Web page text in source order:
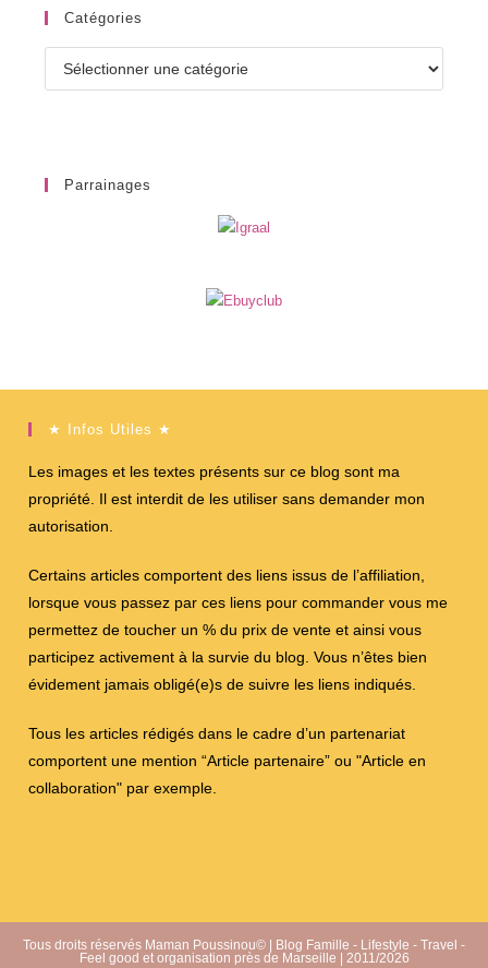
Catégories
Parrainages
★ Infos Utiles ★
Les images et les textes présents sur ce blog sont ma
propriété. Il est interdit de les utiliser sans demander mon
autorisation.
Certains articles comportent des liens issus de l’affiliation,
lorsque vous passez par ces liens pour commander vous me
permettez de toucher un % du prix de vente et ainsi vous
participez activement à la survie du blog. Vous n’êtes bien
évidement jamais obligé(e)s de suivre les liens indiqués.
Tous les articles rédigés dans le cadre d’un partenariat
comportent une mention “Article partenaire” ou "Article en
collaboration" par exemple.
Tous droits réservés Maman Poussinou© | Blog Famille - Lifestyle - Travel -
Feel good et organisation près de Marseille | 2011/2026